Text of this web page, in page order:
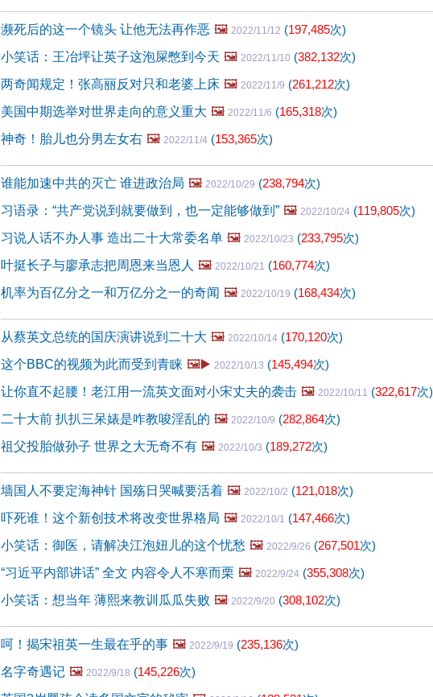
濒死后的这一个镜头 让他无法再作恶 🖼️ 2022/11/12 (197,485次)
小笑话：王冶坪让英子这泡屎憋到今天 🖼️ 2022/11/10 (382,132次)
两奇闻规定！张高丽反对只和老婆上床 🖼️ 2022/11/9 (261,212次)
美国中期选举对世界走向的意义重大 🖼️ 2022/11/6 (165,318次)
神奇！胎儿也分男左女右 🖼️ 2022/11/4 (153,365次)
谁能加速中共的灭亡 谁进政治局 🖼️ 2022/10/29 (238,794次)
习语录：“共产党说到就要做到，也一定能够做到” 🖼️ 2022/10/24 (119,805次)
习说人话不办人事 造出二十大常委名单 🖼️ 2022/10/23 (233,795次)
叶挺长子与廖承志把周恩来当恩人 🖼️ 2022/10/21 (160,774次)
机率为百亿分之一和万亿分之一的奇闻 🖼️ 2022/10/19 (168,434次)
从蔡英文总统的国庆演讲说到二十大 🖼️ 2022/10/14 (170,120次)
这个BBC的视频为此而受到青睐 🖼️▶️ 2022/10/13 (145,494次)
让你直不起腰！老江用一流英文面对小宋丈夫的袭击 🖼️ 2022/10/11 (322,617次)
二十大前 扒扒三呆婊是咋教唆淫乱的 🖼️ 2022/10/9 (282,864次)
祖父投胎做孙子 世界之大无奇不有 🖼️ 2022/10/3 (189,272次)
墙国人不要定海神针 国殇日哭喊要活着 🖼️ 2022/10/2 (121,018次)
吓死谁！这个新创技术将改变世界格局 🖼️ 2022/10/1 (147,466次)
小笑话：御医，请解决江泡妞儿的这个忧愁 🖼️ 2022/9/26 (267,501次)
“习近平内部讲话” 全文 内容令人不寒而栗 🖼️ 2022/9/24 (355,308次)
小笑话：想当年 薄熙来教训瓜瓜失败 🖼️ 2022/9/20 (308,102次)
呵！揭宋祖英一生最在乎的事 🖼️ 2022/9/19 (235,136次)
名字奇遇记 🖼️ 2022/9/18 (145,226次)